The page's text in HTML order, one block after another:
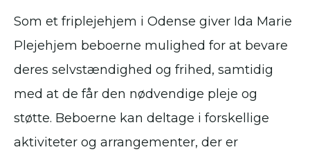
Som et friplejehjem i Odense giver Ida Marie
Plejehjem beboerne mulighed for at bevare
deres selvstændighed og frihed, samtidig
med at de får den nødvendige pleje og
støtte. Beboerne kan deltage i forskellige
aktiviteter og arrangementer, der er